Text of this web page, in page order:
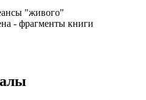
"живого"
- фрагменты книги